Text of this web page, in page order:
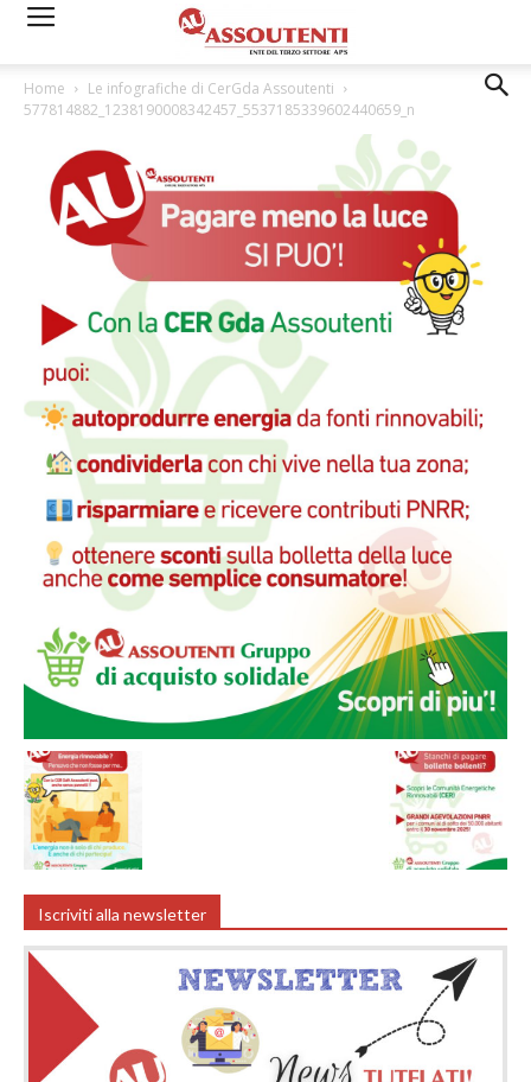
Home
Le infografiche di CerGda Assoutenti
577814882_1238190008342457_5537185339602440659_n
Iscriviti alla newsletter